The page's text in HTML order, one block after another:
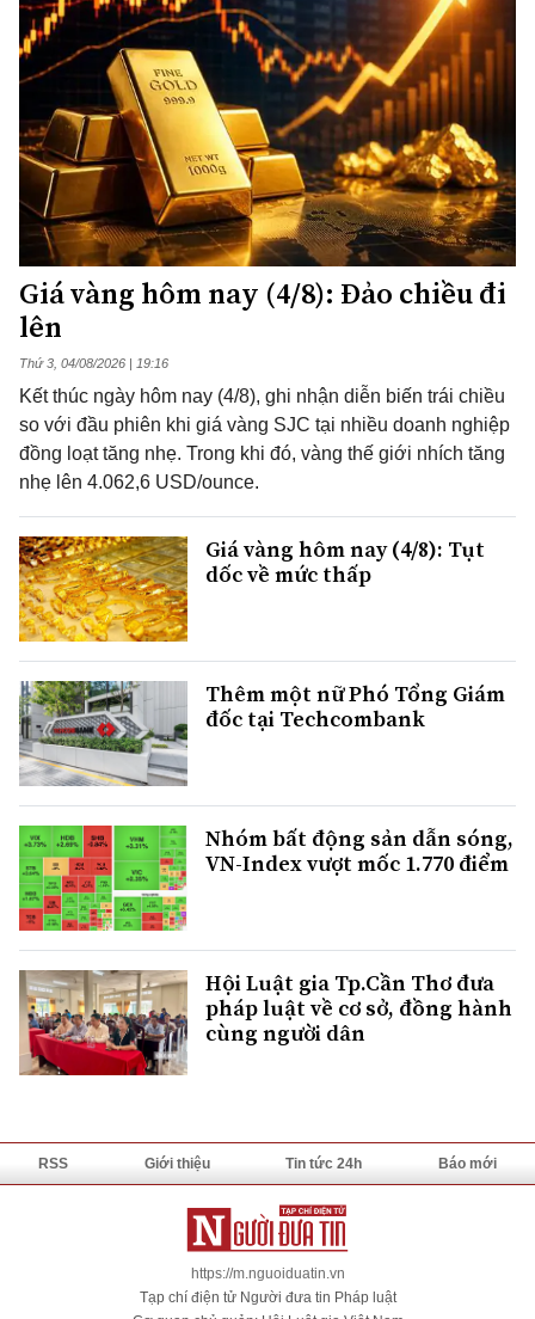
Giá vàng hôm nay (4/8): Đảo chiều đi
lên
Thứ 3, 04/08/2026 | 19:16
Kết thúc ngày hôm nay (4/8), ghi nhận diễn biến trái chiều
so với đầu phiên khi giá vàng SJC tại nhiều doanh nghiệp
đồng loạt tăng nhẹ. Trong khi đó, vàng thế giới nhích tăng
nhẹ lên 4.062,6 USD/ounce.
Giá vàng hôm nay (4/8): Tụt
dốc về mức thấp
Thêm một nữ Phó Tổng Giám
đốc tại Techcombank
Nhóm bất động sản dẫn sóng,
VN-Index vượt mốc 1.770 điểm
Hội Luật gia Tp.Cần Thơ đưa
pháp luật về cơ sở, đồng hành
cùng người dân
RSS Giới thiệu Tin tức 24h Báo mới
https://m.nguoiduatin.vn
Tạp chí điện tử Người đưa tin Pháp luật